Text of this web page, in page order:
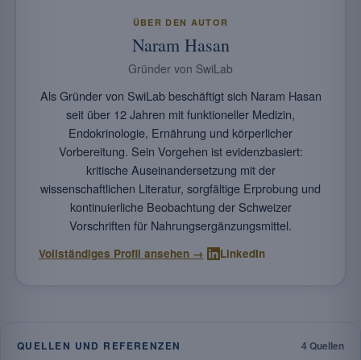
ÜBER DEN AUTOR
Naram Hasan
Gründer von SwiLab
Als Gründer von SwiLab beschäftigt sich Naram Hasan
seit über 12 Jahren mit funktioneller Medizin,
Endokrinologie, Ernährung und körperlicher
Vorbereitung. Sein Vorgehen ist evidenzbasiert:
kritische Auseinandersetzung mit der
wissenschaftlichen Literatur, sorgfältige Erprobung und
kontinuierliche Beobachtung der Schweizer
Vorschriften für Nahrungsergänzungsmittel.
Vollständiges Profil ansehen → LinkedIn
QUELLEN UND REFERENZEN 4 Quellen